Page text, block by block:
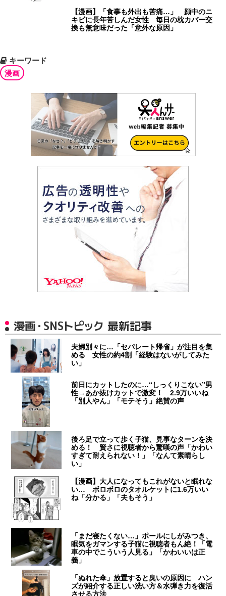
【漫画】「食事も外出も苦痛…」 顔中のニ
キビに長年苦しんだ女性 毎日の枕カバー交
換も無意味だった「意外な原因」
キーワード
漫画
漫画・SNSトピック 最新記事
夫婦別々に…「セパレート帰省」が注目を集
める 女性の約4割「経験はないがしてみた
い」
前日にカットしたのに…“しっくりこない”男
性→あか抜けカットで激変！ 2.9万いいね
「別人やん」「モテそう」絶賛の声
後ろ足で立って歩く子猫、見事なターンを決
める！ 賢さに視聴者から驚嘆の声「かわい
すぎて耐えられない！」「なんて素晴らし
い」
【漫画】大人になってもこれがないと眠れな
い… ボロボロのタオルケットに1.6万いい
ね「分かる」「夫もそう」
「まだ寝たくない…」ポールにしがみつき、
眠気をガマンする子猫に視聴者もん絶！「電
車の中でこういう人見る」「かわいいは正
義」
「ぬれた傘」放置すると臭いの原因に ハン
ズが紹介する正しい洗い方＆水弾き力を復活
させる方法